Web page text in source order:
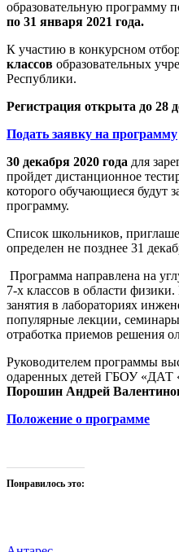
образовательную программу
по 31 января 2021 года.
К участию в конкурсном
классов образовательных
Республики.
Регистрация открыта до 28
Подать заявку на программу
30 декабря 2020 года для
пройдет дистанционное
которого обучающиеся будут
программу.
Список школьников,
определен не позднее 31
Программа направлена на
7-х классов в области
занятия в лабораториях
популярные лекции,
отработка приемов решения
Руководителем программы
одаренных детей ГБОУ
Порошин Андрей
Положение о программе
Понравилось это: